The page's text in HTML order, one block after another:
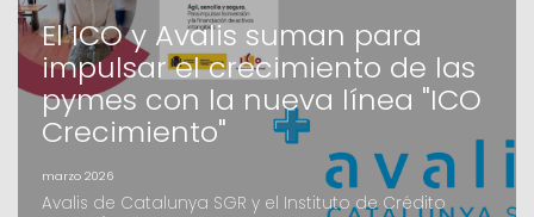
El ICO y Avalis suman para
impulsar el crecimiento de las
pymes con la nueva línea "ICO
Crecimiento"
marzo 2026
Avalis de Catalunya SGR y el Instituto de Crédito